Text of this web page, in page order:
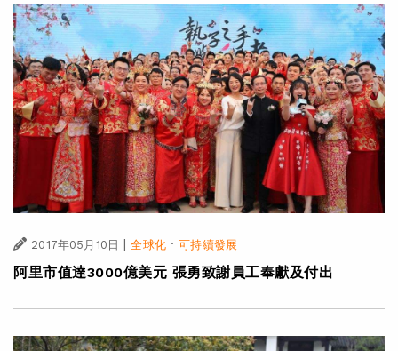
2017年05月10日 | 全球化·可持續發展
阿里市值達3000億美元 張勇致謝員工奉獻及付出